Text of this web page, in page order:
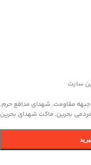
سایت
مقاومت, شهدای مدافع حرم,
بحرین, ماکت شهدای بحرین